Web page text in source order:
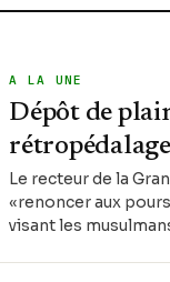
A LA UNE
Dépôt de
Le recteur de la
«renoncer aux
visant les